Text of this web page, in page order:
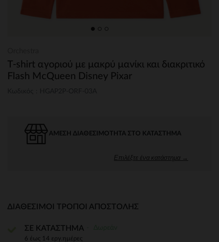
T-shirt αγοριού με μακρύ μανίκι και διακριτικό
Flash McQueen Disney Pixar
ΆΜΕΣΗ ΔΙΑΘΕΣΙΜΌΤΗΤΑ ΣΤΟ ΚΑΤΆΣΤΗΜΑ
Επιλέξτε ένα κατάστημα →
ΔΙΑΘΈΣΙΜΟΙ ΤΡΌΠΟΙ ΑΠΟΣΤΟΛΉΣ
ΣΕ ΚΑΤΑΣΤΗΜΑ
6 έως 14 εργ.ημέρες